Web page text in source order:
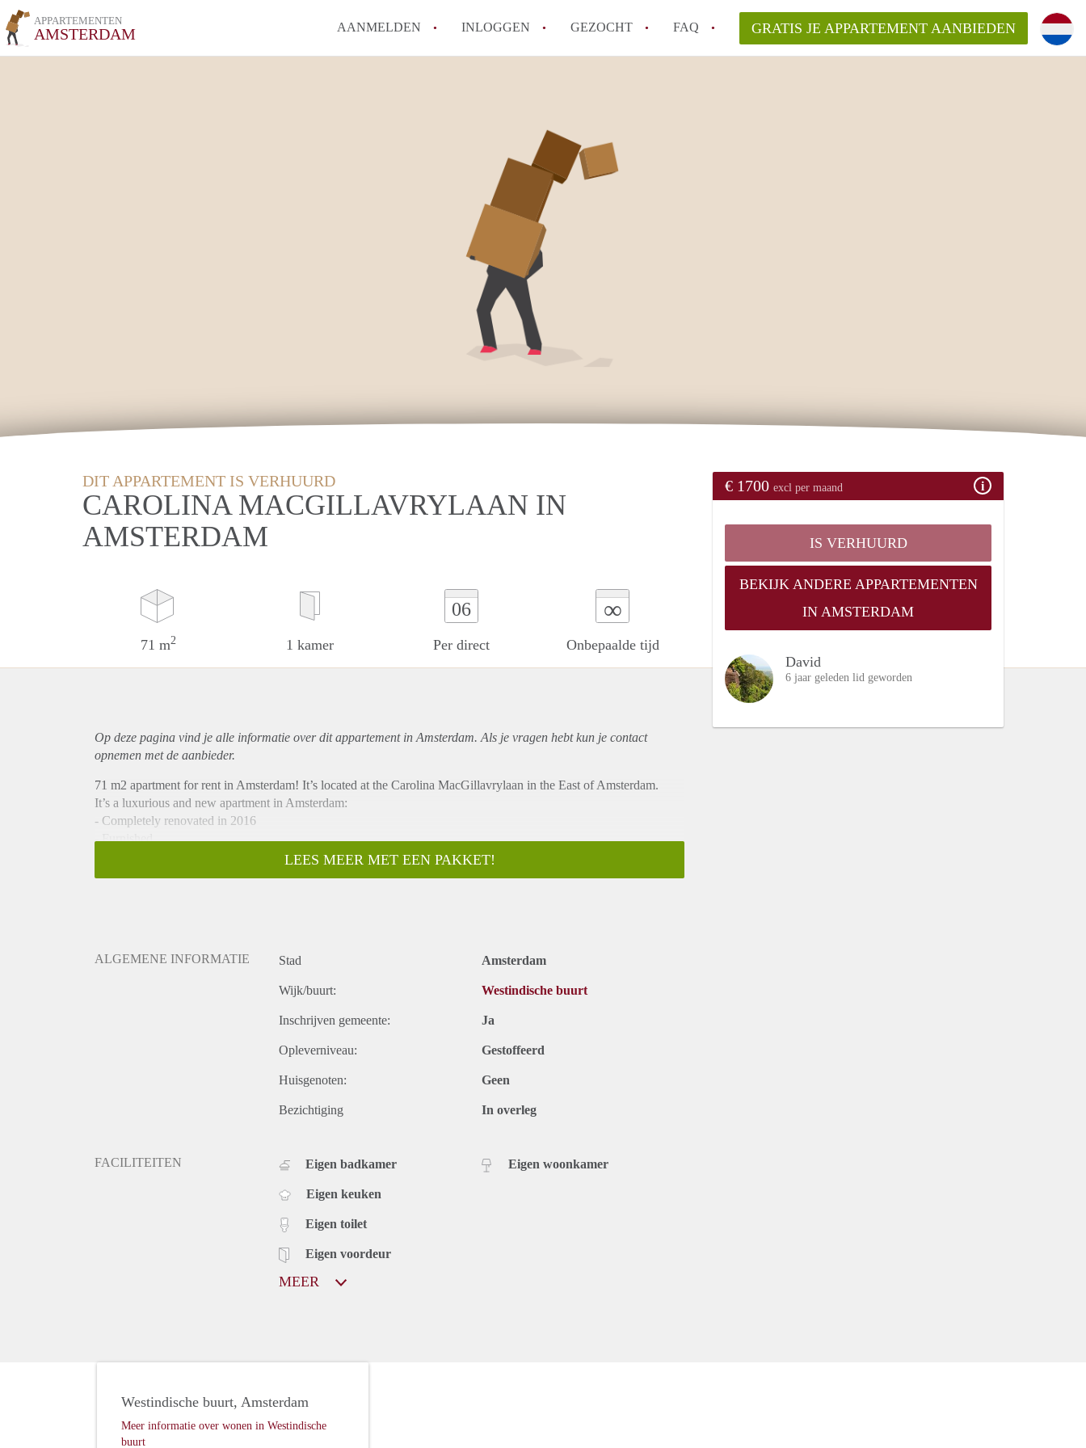
APPARTEMENTEN
AMSTERDAM AANMELDEN INLOGGEN GEZOCHT FAQ
Amsterdam?
Wat zijn de voordelen van het huren van een appartement in Amsterdam?
Hoe vind je een goedkoop appartement in Amsterdam?
Wat zijn de verplichtingen van een verhuurder van een huur appartement?
Kan je beter een appartement huren of kopen in Amsterdam?
Alle veelgestelde vragen
GRATIS JE APPARTEMENT AANBIEDEN
DIT APPARTEMENT IS VERHUURD
CAROLINA MACGILLAVRYLAAN IN
AMSTERDAM
71 m2 1 kamer
06
Per direct
∞
Onbepaalde tijd
€ 1700 excl per maand
IS VERHUURD
BEKIJK ANDERE APPARTEMENTEN
IN AMSTERDAM
David
6 jaar geleden lid geworden
Op deze pagina vind je alle informatie over ditappartementin Amsterdam. Als je vragen hebt kun je contact
opnemen met de aanbieder.
71 m2 apartment for rent in Amsterdam! It’s located at the Carolina MacGillavrylaan in the East of Amsterdam.
It’s a luxurious and new apartment in Amsterdam:
- Completely renovated in 2016
- Furnished
- Building is from 2008 and has an elevator
- Has free indoor gym
If you’re interested you can contact Me!
LEES MEER MET EEN PAKKET!
ALGEMENE INFORMATIE Stad Amsterdam
Wijk/buurt: Westindische buurt
Inschrijven gemeente: Ja
Opleverniveau: Gestoffeerd
Huisgenoten: Geen
Bezichtiging In overleg
FACILITEITEN Eigen badkamer
Eigen keuken
Eigen toilet
Eigen voordeur
Eigen woonkamer
MEER
Westindische buurt, Amsterdam
Meer informatie over wonen in Westindische
buurt